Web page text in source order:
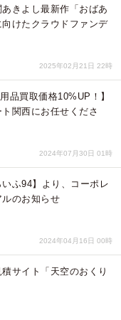
きよし最新作「おばあ
けたクラウドファンデ
2025年02月21日 22時
品買取価格10%UP！】
関西にお任せくださ
2024年07月30日 01時
ふ94】より、コーポレ
のお知らせ
2024年04月16日 00時
サイト「天空のおくり